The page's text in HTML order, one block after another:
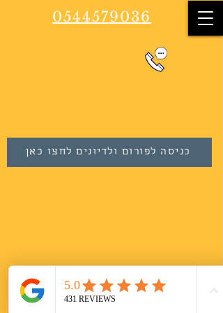
0544579036
כניסה לפורום ולדיונים לחצו כאן
עקבו אחרי ברשתות